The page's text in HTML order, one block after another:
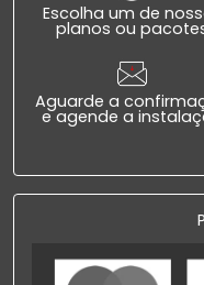
Escolha um de
planos ou
Aguarde a
e agende a